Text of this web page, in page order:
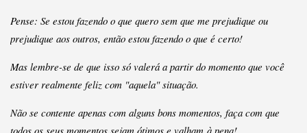
Pense: Se estou fazendo o que quero sem que me prejudique ou
prejudique aos outros, então estou fazendo o que é certo!
Mas lembre-se de que isso só valerá a partir do momento que você
estiver realmente feliz com "aquela" situação.
Não se contente apenas com alguns bons momentos, faça com que
todos os seus momentos sejam ótimos e valham à pena!